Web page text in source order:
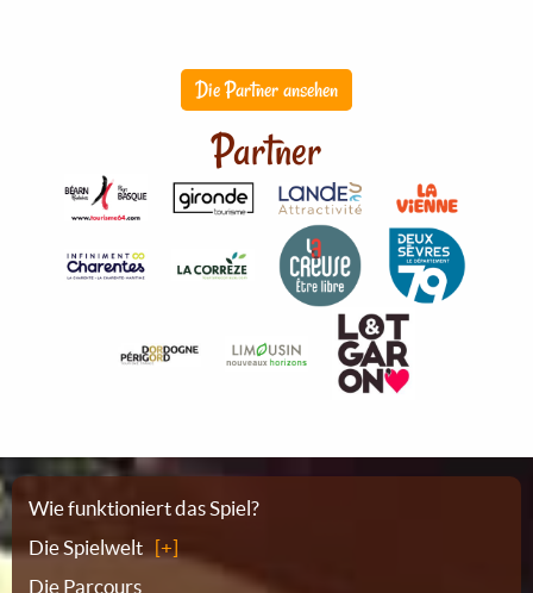
Die Partner ansehen
Partner
Sitemap
Wie funktioniert das Spiel?
Die Spielwelt
Die Parcours